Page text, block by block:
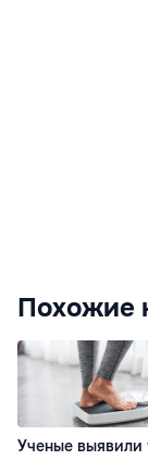
Похожие
Ученые выявили